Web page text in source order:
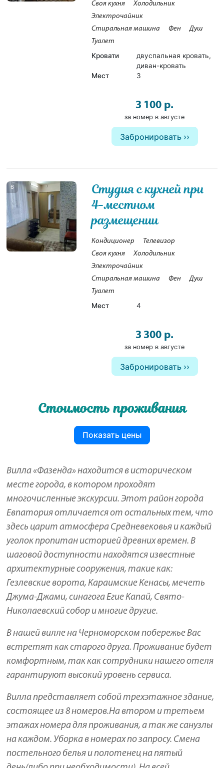
Своя кухня
Холодильник
Электрочайник
Стиральная машина
Фен
Душ
Туалет
Кровати
двуспальная кровать,
диван-кровать
Мест
3
3 100 р.
за номер в августе
Забронировать
6
Студия с кухней при
4-местном
размещении
Кондиционер
Телевизор
Своя кухня
Холодильник
Электрочайник
Стиральная машина
Фен
Душ
Туалет
Мест 4
3 300 р.
за номер в августе
Забронировать
Стоимость проживания
Показать цены
Вилла «Фазенда» находится в историческом
месте города, в котором проходят
многочисленные экскурсии. Этот район города
Евпатория отличается от остальных тем, что
здесь царит атмосфера Средневековья и каждый
уголок пропитан историей древних времен. В
шаговой доступности находятся известные
архитектурные сооружения, такие как:
Гезлевские ворота, Караимские Кенасы, мечеть
Джума-Джами, синагога Егие Капай, Свято-
Николаевский собор и многие другие.
В нашей вилле на Черноморском побережье Вас
встретят как старого друга. Проживание будет
комфортным, так как сотрудники нашего отеля
гарантируют высокий уровень сервиса.
Вилла представляет собой трехэтажное здание,
состоящее из 8 номеров.На втором и третьем
этажах номера для проживания, а так же санузлы
на каждом. Уборка в номерах по запросу. Смена
постельного белья и полотенец на пятый